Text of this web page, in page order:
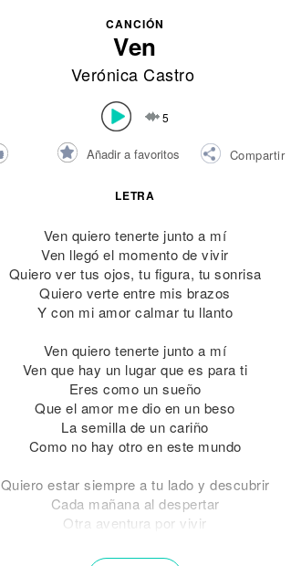
CANCIÓN
Ven
Verónica Castro
5
Añadir a favoritos Compartir
LETRA
Ven quiero tenerte junto a mí
Ven llegó el momento de vivir
Quiero ver tus ojos, tu figura, tu sonrisa
Quiero verte entre mis brazos
Y con mi amor calmar tu llanto
Ven quiero tenerte junto a mí
Ven que hay un lugar que es para ti
Eres como un sueño
Que el amor me dio en un beso
La semilla de un cariño
Como no hay otro en este mundo
Quiero estar siempre a tu lado y descubrir
Cada mañana al despertar
Otra aventura por vivir
Por tu derecho a hacer vivir